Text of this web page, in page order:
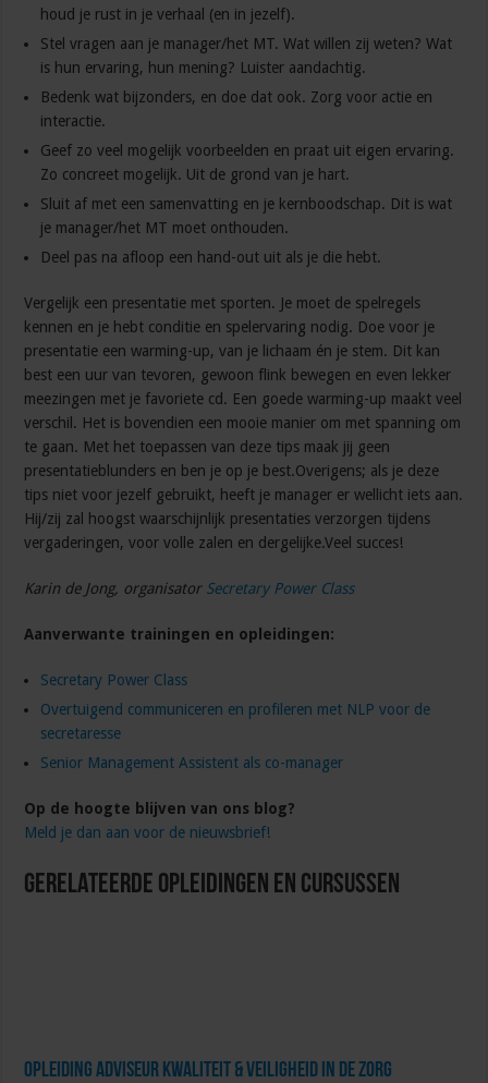
houd je rust in je verhaal (en in jezelf).
Stel vragen aan je manager/het MT. Wat willen zij weten? Wat
is hun ervaring, hun mening? Luister aandachtig.
Bedenk wat bijzonders, en doe dat ook. Zorg voor actie en
interactie.
Geef zo veel mogelijk voorbeelden en praat uit eigen ervaring.
Zo concreet mogelijk. Uit de grond van je hart.
Sluit af met een samenvatting en je kernboodschap. Dit is wat
je manager/het MT moet onthouden.
Deel pas na afloop een hand-out uit als je die hebt.
Vergelijk een presentatie met sporten. Je moet de spelregels
kennen en je hebt conditie en spelervaring nodig. Doe voor je
presentatie een warming-up, van je lichaam én je stem. Dit kan
best een uur van tevoren, gewoon flink bewegen en even lekker
meezingen met je favoriete cd. Een goede warming-up maakt veel
verschil. Het is bovendien een mooie manier om met spanning om
te gaan. Met het toepassen van deze tips maak jij geen
presentatieblunders en ben je op je best.Overigens; als je deze
tips niet voor jezelf gebruikt, heeft je manager er wellicht iets aan.
Hij/zij zal hoogst waarschijnlijk presentaties verzorgen tijdens
vergaderingen, voor volle zalen en dergelijke.Veel succes!
Karin de Jong, organisator Secretary Power Class
Aanverwante trainingen en opleidingen:
Secretary Power Class
Overtuigend communiceren en profileren met NLP voor de
secretaresse
Senior Management Assistent als co-manager
Op de hoogte blijven van ons blog?
Meld je dan aan voor de nieuwsbrief!
Gerelateerde Opleidingen en Cursussen
Opleiding Adviseur Kwaliteit & Veiligheid in de zorg